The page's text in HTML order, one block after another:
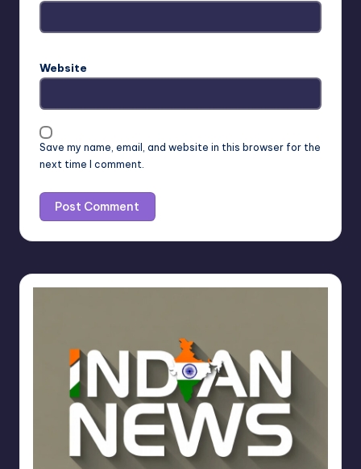
Website
Save my name, email, and website in this browser for the
next time I comment.